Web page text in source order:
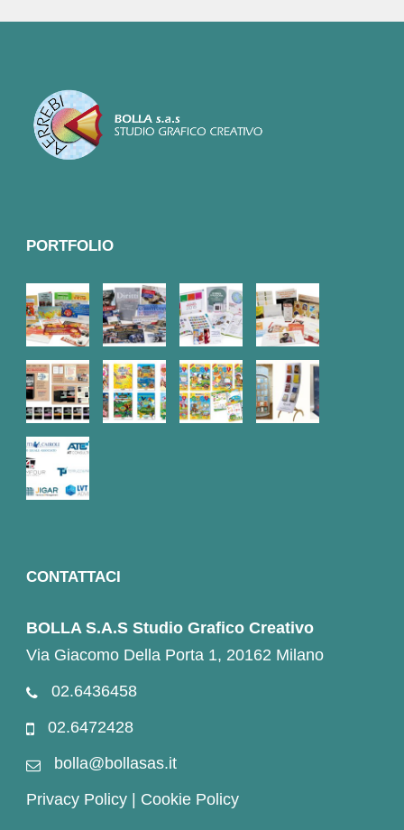
PORTFOLIO
CONTATTACI
BOLLA S.A.S Studio Grafico Creativo
Via Giacomo Della Porta 1, 20162 Milano
02.6436458
02.6472428
bolla@bollasas.it
Privacy Policy
Cookie Policy